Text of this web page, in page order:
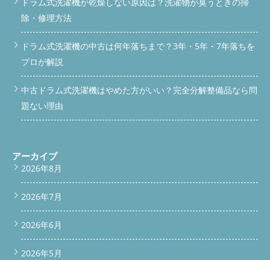
bottomBar.classList.add('show'); } else {
bottomBar.classList.remove('show'); } }); 続きを読む
link-block .button { display: inline-block; font-weight: bold; font-
size: 16px; padding: 14px 28px; width: 220px; border-radius:
6px; text-decoration: none; transition: opacity 0.3s; text-align:
background-color: #28A745; color: #fff; } .vertical-link-block
.service-button:hover { opacity: 0.9; } .vertical-link-block .price-
@media (max-width: 768px) { #scroll-bar { padding: 10px 8px; }
#scroll-bar a, #bottom-bar a { font-size: 14px; padding: 12px
if(window.scrollY > 100) { scrollBar.classList.add('show'); } else {
scrollBar.classList.remove('show'); } if(window.scrollY > 200) {
bottomBar.classList.add('show'); } else {
bottomBar.classList.remove('show'); } }); 続きを読む
ギー反応や呼吸器系の問題を引き起こす場合があります。特にア
レルギー体質の人や喘息持ちの人は注意が必要です。またカビが
繁殖した衣類を着用することで、皮膚トラブルを引き起こす可能
性もあります。 3.洗濯機の故障につながる カビを放置し続ける
と、洗濯機の内部パーツが劣化し、最悪の場合には故障につなが
ります。特に排水ホースや排水口がカビで詰まると、水漏れや排
洗濯槽の汚れが固着すると、洗浄力の低下にもつながります。
ドラム洗濯機お手入れポイント 洗濯機は日々の生活に欠かせな
まとめましたので是非参考にしてください。 ・定期的にドラム
槽クリーナーを実施する ・定期的に乾燥フィルターを清掃する
・洗剤投入口を清掃する ・糸くずフィルター清掃をする - 洗濯機
を使用した後(外干し、部屋干し)の場合には乾燥機能30分回して
内部乾燥する まとめ ドラム式洗濯機分解クリーニング費用は高
ム式洗濯機分解清掃を検討してみて下さい。 何かご質問があれ
ば、お気軽に公式LINEよりお問い合わせしてくださいね！
◇◆◇◆◇◆◇◆◇◆◇◆◇◆◇◆◇◆◇◆◇ #ドラム式洗濯機
ドラム式洗濯機が乾燥しない原因は？洗濯物が臭うときの掃
除・修理方法
ドラム式洗濯機の中古は何年落ちまで？3年・5年・7年落ちを
プロが解説
中古ドラム式洗濯機はやめた方がいい？完全分解整備品なら問
題ない理由
アーカイブ
2026年8月
2026年7月
2026年6月
2026年5月